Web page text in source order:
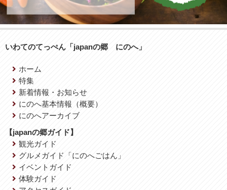
いわてのてっぺん「japanの郷 にのへ」
ホーム
特集
新着情報・お知らせ
にのへ基本情報（概要）
にのへアーカイブ
【japanの郷ガイド】
観光ガイド
グルメガイド「にのへごはん」
イベントガイド
体験ガイド